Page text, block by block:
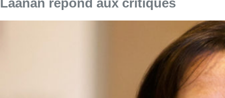
Laanan répond aux critiques